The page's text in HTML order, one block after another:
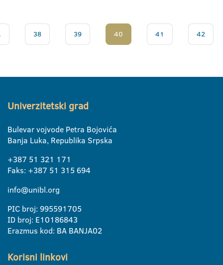
38 39 40 41 42
Univerzitetski grad
Bulevar vojvode Petra Bojovića
Banja Luka, Republika Srpska
+387 51 321 171
Faks: +387 51 315 694
info@unibl.org
PIC broj: 995591705
ID broj: E10186843
Erazmus kod: BA BANJA02
Korisni linkovi